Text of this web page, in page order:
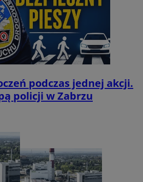
podczas jednej akcji.
policji w Zabrzu